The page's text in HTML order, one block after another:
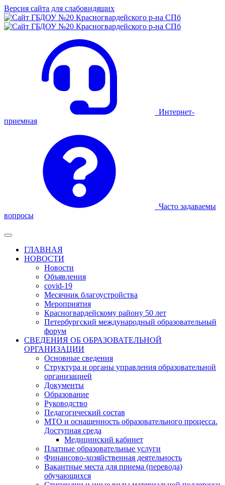
Версия сайта для слабовидящих
Интернет-
приемная
Часто задаваемы
вопросы
ГЛАВНАЯ
НОВОСТИ
Новости
Объявления
covid-19
Месячник благоустройства
Мероприятия
Красногвардейскому району 50 лет
Петербургский международный образовательный
форум
СВЕДЕНИЯ ОБ ОБРАЗОВАТЕЛЬНОЙ
ОРГАНИЗАЦИИ
Основные сведения
Структура и органы управления образовательной
организацией
Документы
Образование
Руководство
Педагогический состав
МТО и оснащенность образовательного процесса.
Доступная среда
Медицинский кабинет
Платные образовательные услуги
Финансово-хозяйственная деятельность
Вакантные места для приема (перевода)
обучающихся